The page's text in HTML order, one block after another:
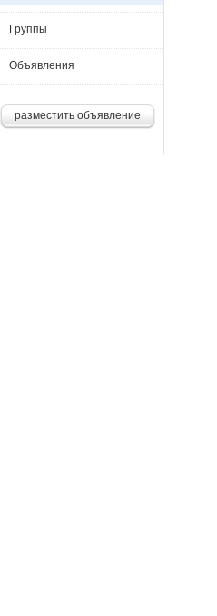
Группы
Объявления
разместить объявление